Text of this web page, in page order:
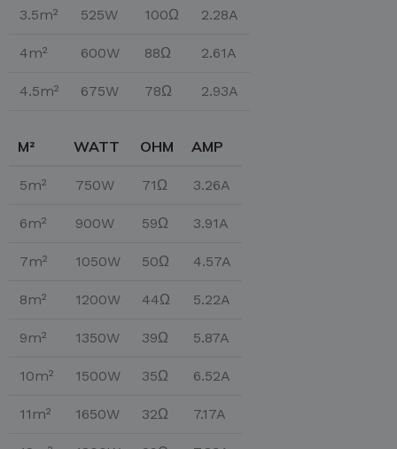
3.5m² 525W 100Ω 2.28A
4m² 600W 88Ω 2.61A
4.5m² 675W 78Ω 2.93A
M² WATT OHM AMP
5m² 750W 71Ω 3.26A
6m² 900W 59Ω 3.91A
7m² 1050W 50Ω 4.57A
8m² 1200W 44Ω 5.22A
9m² 1350W 39Ω 5.87A
10m² 1500W 35Ω 6.52A
11m² 1650W 32Ω 7.17A